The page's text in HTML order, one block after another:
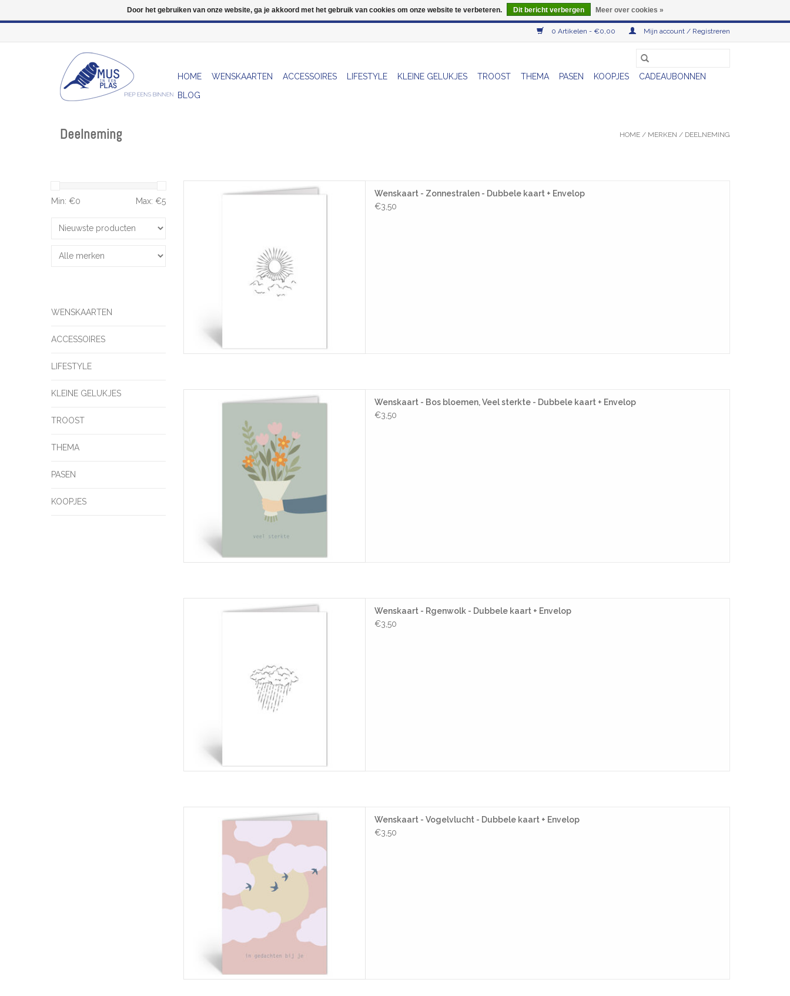
0 Artikelen - €0,00 Mijn account / Registreren
HOME WENSKAARTEN ACCESSOIRES LIFESTYLE KLEINE GELUKJES TROOST THEMA PASEN KOOPJES
CADEAUBONNEN
BLOG
Deelneming HOME / MERKEN / DEELNEMING
Min: €0 Max: €5
WENSKAARTEN
ACCESSOIRES
LIFESTYLE
KLEINE GELUKJES
TROOST
THEMA
PASEN
KOOPJES
Deelneming Wenskaart - Zonnestralen - Dubbele
Wenskaart - Zonnestralen - Dubbele kaart + Envelop
€3,50
Deelneming Wenskaart - Bos bloemen, Veel sterkte
TOEVOEGEN AAN WINKELWAGEN
Wenskaart - Bos bloemen, Veel sterkte - Dubbele kaart + Envelop
€3,50
Deelneming Wenskaart - Rgenwolk - Dubbele kaart
Wenskaart - Rgenwolk - Dubbele kaart + Envelop
€3,50
Deelneming Wenskaart - Vogelvlucht - Dubbele
kaart + Envelop
TOEVOEGEN AAN WINKELWAGEN
Wenskaart - Vogelvlucht - Dubbele kaart + Envelop
€3,50
Door het gebruiken van onze website, ga je akkoord met het gebruik van cookies om onze website te verbeteren. Dit bericht verbergen Meer over cookies »
Wij zijn uitzonderlijk gesloten op Do 06/08 en Do 13/08